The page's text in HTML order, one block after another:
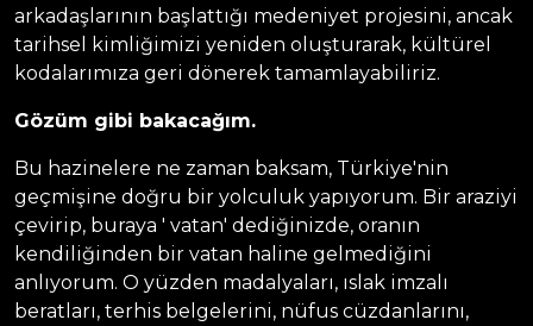
arkadaşlarının başlattığı medeniyet projesini, ancak
tarihsel kimliğimizi yeniden oluşturarak, kültürel
kodalarımıza geri dönerek tamamlayabiliriz.
Gözüm gibi bakacağım.
Bu hazinelere ne zaman baksam, Türkiye'nin
geçmişine doğru bir yolculuk yapıyorum. Bir araziyi
çevirip, buraya ' vatan' dediğinizde, oranın
kendiliğinden bir vatan haline gelmediğini
anlıyorum. O yüzden madalyaları, ıslak imzalı
beratları, terhis belgelerini, nüfus cüzdanlarını,